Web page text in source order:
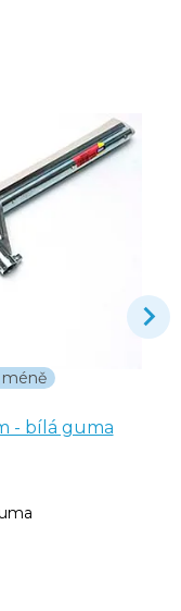
- bílá guma